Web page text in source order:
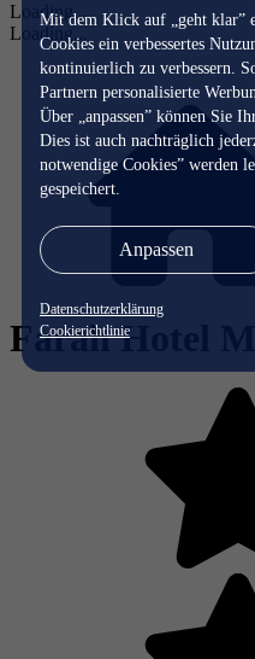
Mit dem Klick auf „geht klar”
Cookies ein verbessertes
kontinuierlich zu verbessern.
Partnern personalisierte
Über „anpassen” können Sie
Dies ist auch nachträglich
notwendige Cookies” werden
gespeichert.
Anpassen
Datenschutzerklärung
Cookierichtlinie
Loading...
Loading...
Farah Hotel